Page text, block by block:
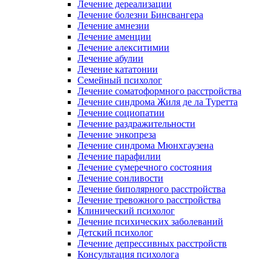
Лечение дереализации
Лечение болезни Бинсвангера
Лечение амнезии
Лечение аменции
Лечение алекситимии
Лечение абулии
Лечение кататонии
Семейный психолог
Лечение соматоформного расстройства
Лечение синдрома Жиля де ла Туретта
Лечение социопатии
Лечение раздражительности
Лечение энкопреза
Лечение синдрома Мюнхгаузена
Лечение парафилии
Лечение сумеречного состояния
Лечение сонливости
Лечение биполярного расстройства
Лечение тревожного расстройства
Клинический психолог
Лечение психических заболеваний
Детский психолог
Лечение депрессивных расстройств
Консультация психолога